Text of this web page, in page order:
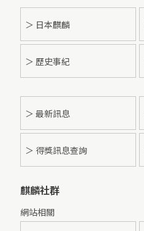
＞ 日本麒麟
＞ 歷史事紀
＞ 最新訊息
＞ 得獎訊息查詢
麒麟社群
網站相關